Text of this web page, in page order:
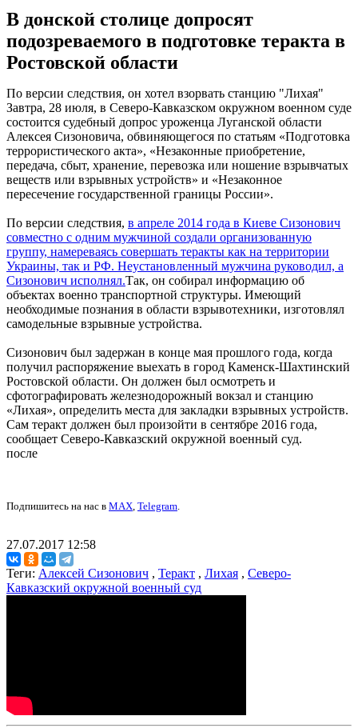
В донской столице допросят
подозреваемого в подготовке теракта в
Ростовской области
По версии следствия, он хотел взорвать станцию "Лихая"
Завтра, 28 июля, в Северо-Кавказском окружном военном суде
состоится судебный допрос уроженца Луганской области
Алексея Сизоновича, обвиняющегося по статьям «Подготовка
террористического акта», «Незаконные приобретение,
передача, сбыт, хранение, перевозка или ношение взрывчатых
веществ или взрывных устройств» и «Незаконное
пересечение государственной границы России».
По версии следствия, в апреле 2014 года в Киеве Сизонович
совместно с одним мужчиной создали организованную
группу, намереваясь совершать теракты как на территории
Украины, так и РФ. Неустановленный мужчина руководил, а
Сизонович исполнял.Так, он собирал информацию об
объектах военно транспортной структуры. Имеющий
необходимые познания в области взрывотехники, изготовлял
самодельные взрывные устройства.
Сизонович был задержан в конце мая прошлого года, когда
получил распоряжение выехать в город Каменск-Шахтинский
Ростовской области. Он должен был осмотреть и
сфотографировать железнодорожный вокзал и станцию
«Лихая», определить места для закладки взрывных устройств.
Сам теракт должен был произойти в сентябре 2016 года,
сообщает Северо-Кавказский окружной военный суд.
после
Подпишитесь на нас в MAX, Telegram.
27.07.2017 12:58
Теги: Алексей Сизонович , Теракт , Лихая , Северо-
Кавказский окружной военный суд